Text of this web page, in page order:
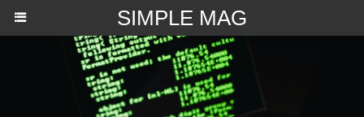
SIMPLE MAG